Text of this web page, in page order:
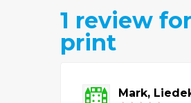
1 review
print
Mark,